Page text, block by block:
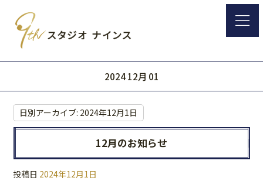
2024 12月 01
日別アーカイブ: 2024年12月1日
12月のお知らせ
投稿日 2024年12月1日